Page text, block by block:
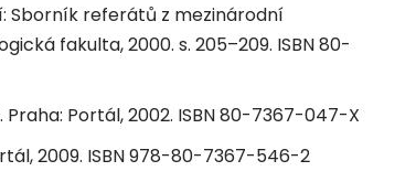
Sborník referátů z mezinárodní
fakulta, 2000. s. 205–209. ISBN 80-
Praha: Portál, 2002. ISBN 80-7367-047-X
2009. ISBN 978-80-7367-546-2